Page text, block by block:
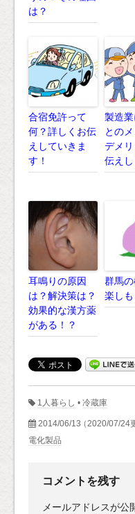
は？
合宿免許って
何？詳しくお伝
えしていきま
す！
製造業
とのメ
デメ
伝えし
耳鳴りの原因
は？解決策は？
効果的な漢方薬
がある！？
群馬
楽しも
1人暮らし • 冷蔵庫
2014/06/13（2020/07/24
電化製品
コメントを残す
メールアドレスが公